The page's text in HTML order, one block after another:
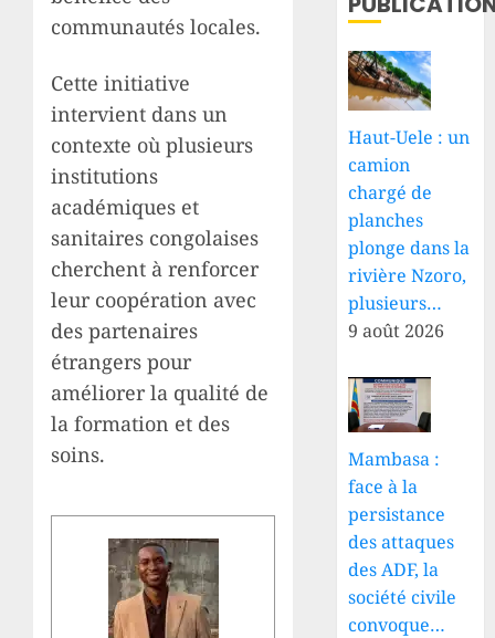
communautés locales.
Cette initiative
intervient dans un
contexte où plusieurs
institutions
académiques et
sanitaires congolaises
cherchent à renforcer
leur coopération avec
des partenaires
étrangers pour
améliorer la qualité de
la formation et des
soins.
Haut-Uele : un
camion
chargé de
planches
plonge dans la
rivière Nzoro,
plusieurs…
9 août 2026
Mambasa :
face à la
persistance
des attaques
des ADF, la
société civile
convoque…